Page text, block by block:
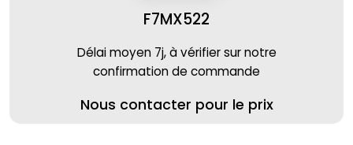
F7MX522
Délai moyen 7j, à vérifier sur notre
confirmation de commande
Nous contacter pour le prix